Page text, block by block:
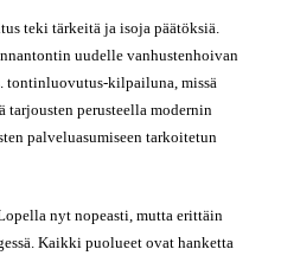
teki tärkeitä ja isoja päätöksiä.
uudelle vanhustenhoivan
tontinluovutus-kilpailuna, missä
tarjousten perusteella modernin
palveluasumiseen tarkoitetun
nyt nopeasti, mutta erittäin
Kaikki puolueet ovat hanketta